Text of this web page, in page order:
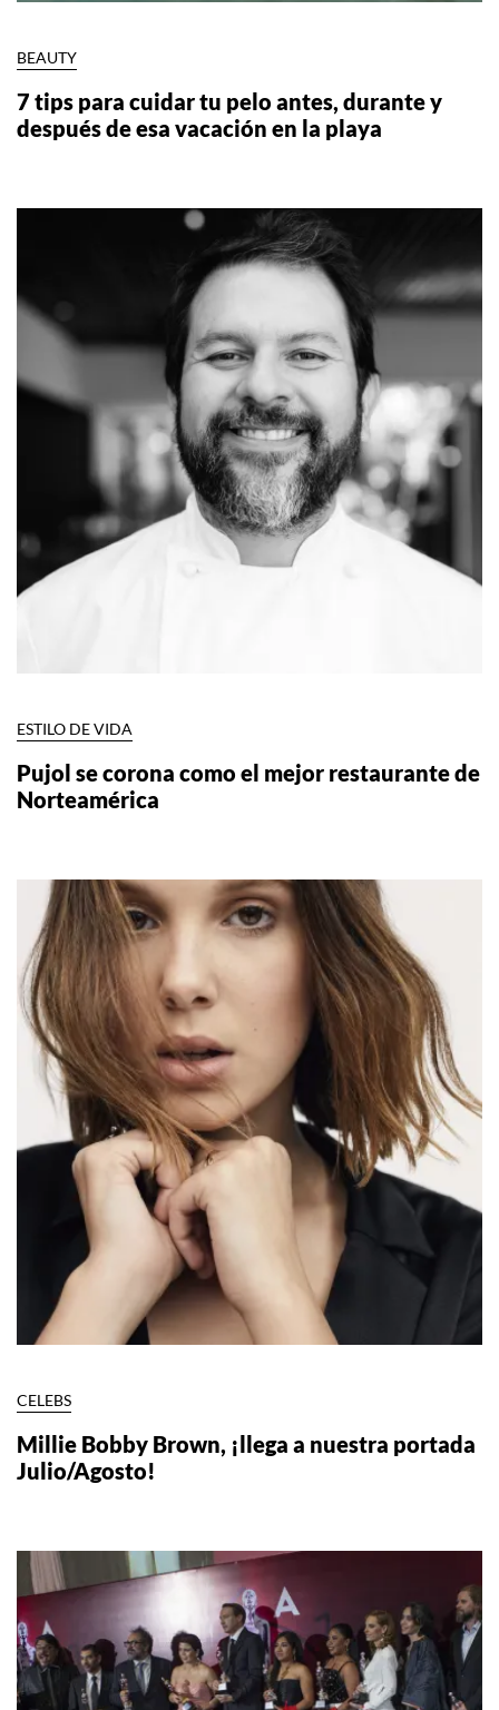
BEAUTY
7 tips para cuidar tu pelo antes, durante y
después de esa vacación en la playa
ESTILO DE VIDA
Pujol se corona como el mejor restaurante de
Norteamérica
CELEBS
Millie Bobby Brown, ¡llega a nuestra portada
Julio/Agosto!